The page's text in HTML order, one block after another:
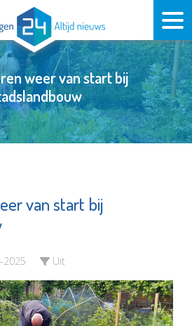
weer van start bij
van start bij
2025 Uit